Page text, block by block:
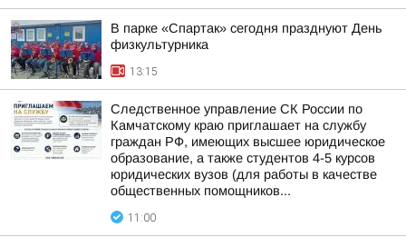
В парке «Спартак» сегодня празднуют День
физкультурника
13:15
Следственное управление СК России по
Камчатскому краю приглашает на службу
граждан РФ, имеющих высшее юридическое
образование, а также студентов 4-5 курсов
юридических вузов (для работы в качестве
общественных помощников...
11:00